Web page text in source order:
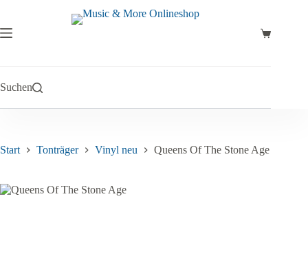
springen
Warenkorb
Suchen
Start Tonträger Vinyl neu Queens Of The Stone Age